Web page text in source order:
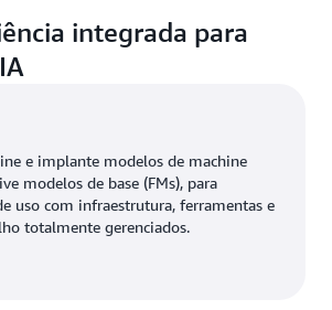
integrada para
e implante modelos de machine
modelos de base (FMs), para
uso com infraestrutura, ferramentas e
totalmente gerenciados.